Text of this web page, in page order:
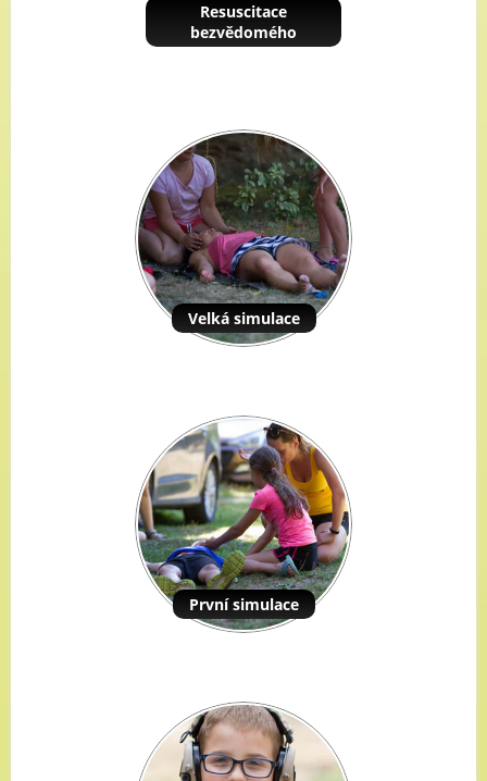
Resuscitace
bezvědomého
Velká simulace
První simulace